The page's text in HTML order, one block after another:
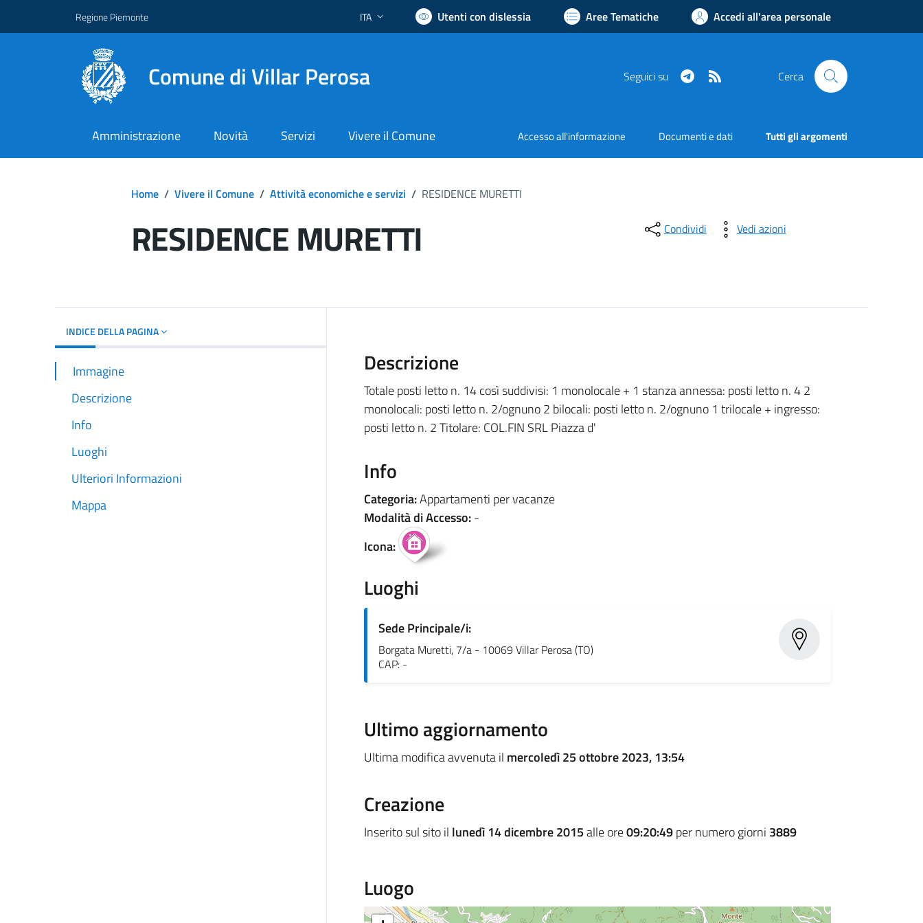
Regione Piemonte Lingua attiva:
ITA Utenti con dislessia Aree Tematiche Accedi all'area personale
Comune di Villar Perosa Seguici su Telegram Cerca
Amministrazione Novità Servizi Vivere il Comune Accesso all'informazione Documenti e dati Tutti gli argomenti
Home / Vivere il Comune / Attività economiche e servizi / RESIDENCE MURETTI
RESIDENCE MURETTI Condividi Vedi azioni
INDICE DELLA PAGINA
Immagine
Descrizione
Info
Luoghi
Ulteriori Informazioni
Mappa
Descrizione
Totale posti letto n. 14 così suddivisi: 1 monolocale + 1 stanza annessa: posti letto n. 4 2
monolocali: posti letto n. 2/ognuno 2 bilocali: posti letto n. 2/ognuno 1 trilocale + ingresso:
posti letto n. 2 Titolare: COL.FIN SRL Piazza d'
Info
Categoria:Appartamenti per vacanze
Modalità di Accesso:-
Icona:
Luoghi
Sede Principale/i:
Borgata Muretti, 7/a - 10069 Villar Perosa (TO)
CAP: -
Ultimo aggiornamento
Ultima modifica avvenuta il mercoledì 25 ottobre 2023, 13:54
Creazione
Inserito sul sito il lunedì 14 dicembre 2015alle ore09:20:49per numero giorni 3889
Luogo